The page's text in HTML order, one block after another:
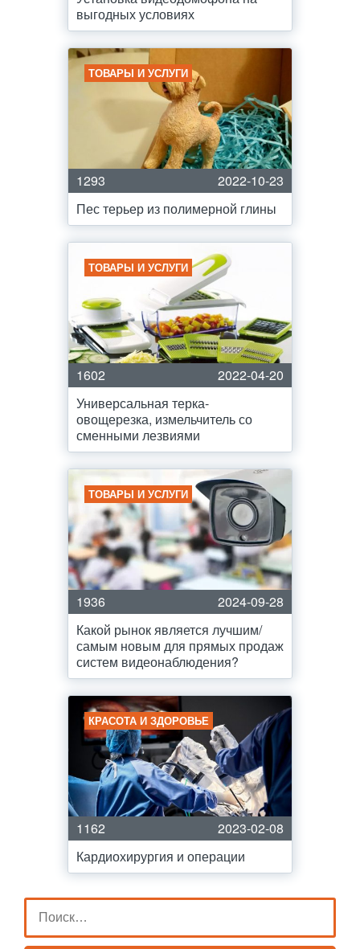
выгодных условиях
ТОВАРЫ И УСЛУГИ
1293
2022-10-23
Пес терьер из полимерной глины
ТОВАРЫ И УСЛУГИ
1602
2022-04-20
Универсальная терка-
овощерезка, измельчитель со
сменными лезвиями
ТОВАРЫ И УСЛУГИ
1936
2024-09-28
Какой рынок является лучшим/
самым новым для прямых продаж
систем видеонаблюдения?
КРАСОТА И ЗДОРОВЬЕ
1162
2023-02-08
Кардиохирургия и операции